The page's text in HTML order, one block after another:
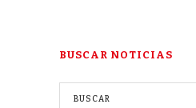
BUSCAR NOTICIAS